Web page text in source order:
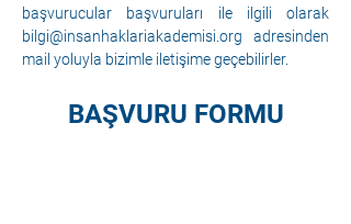
bilgi@insanhaklariakademisi.org adresinden
mail yoluyla bizimle iletişime geçebilirler.
BAŞVURU FORMU